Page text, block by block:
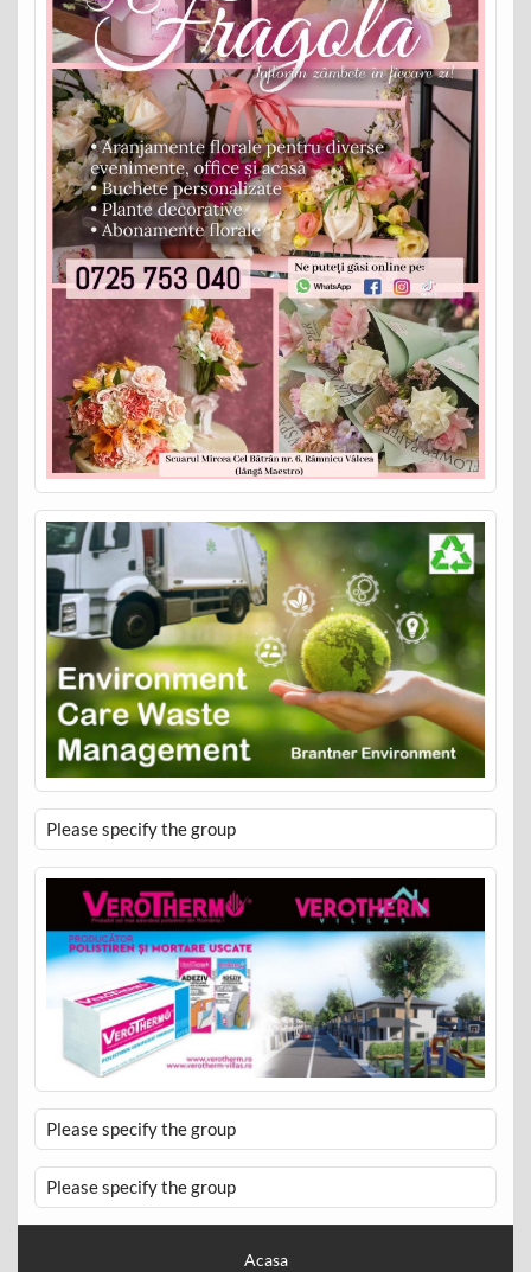
Please specify the group
Please specify the group
Please specify the group
Acasa